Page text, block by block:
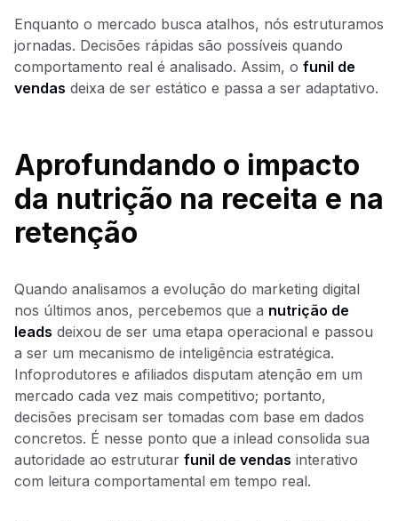
Enquanto o mercado busca atalhos, nós estruturamos
jornadas. Decisões rápidas são possíveis quando
comportamento real é analisado. Assim, o funil de
vendas deixa de ser estático e passa a ser adaptativo.
Aprofundando o impacto
da nutrição na receita e na
retenção
Quando analisamos a evolução do marketing digital
nos últimos anos, percebemos que a nutrição de
leads deixou de ser uma etapa operacional e passou
a ser um mecanismo de inteligência estratégica.
Infoprodutores e afiliados disputam atenção em um
mercado cada vez mais competitivo; portanto,
decisões precisam ser tomadas com base em dados
concretos. É nesse ponto que a inlead consolida sua
autoridade ao estruturar funil de vendas interativo
com leitura comportamental em tempo real.